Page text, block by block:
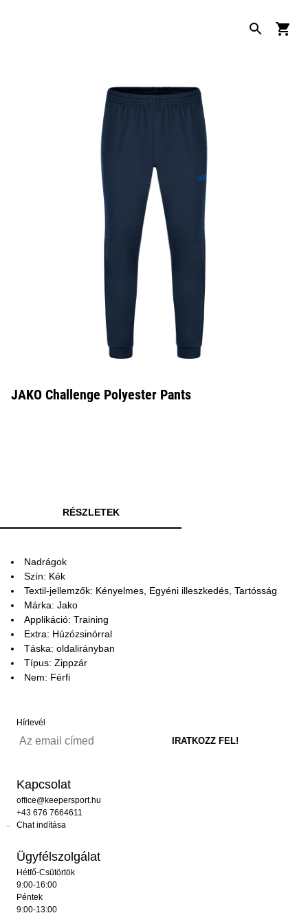
JAKO Challenge Polyester Pants
RÉSZLETEK
Nadrágok
Szín: Kék
Textil-jellemzők: Kényelmes, Egyéni illeszkedés, Tartósság
Márka: Jako
Applikáció: Training
Extra: Húzózsinórral
Táska: oldalirányban
Típus: Zippzár
Nem: Férfi
Hírlevél
Kapcsolat
office@keepersport.hu
+43 676 7664611
Chat indítása
Ügyfélszolgálat
Hétfő-Csütörtök
9:00-16:00
Péntek
9:00-13:00